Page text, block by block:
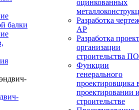
балки
оцинкованных
Разработка
АР
Разработка
организации
строительства
Функции
генерального
проектировщика
проектировании
строительстве